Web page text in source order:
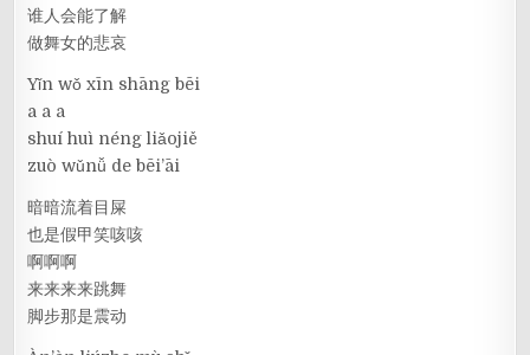
谁人会能了解
做舞女的悲哀
Yǐn wǒ xīn shāng bēi
a a a
shuí huì néng liǎojiě
zuò wǔnǚ de bēi’āi
暗暗流着目屎
也是假甲笑咳咳
啊啊啊
来来来来跳舞
脚步那是震动